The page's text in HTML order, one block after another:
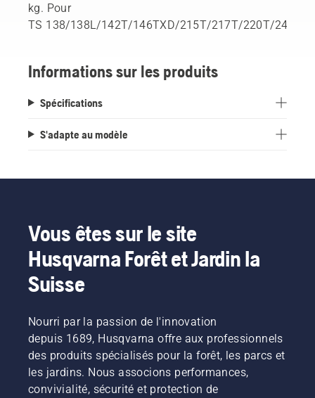
kg. Pour
TS 138/138L/142T/146TXD/215T/217T/220T/
Informations sur les produits
Spécifications
S'adapte au modèle
Vous êtes sur le site
Husqvarna Forêt et Jardin la
Suisse
Nourri par la passion de l'innovation
depuis 1689, Husqvarna offre aux professionnels
des produits spécialisés pour la forêt, les parcs et
les jardins. Nous associons performances,
convivialité, sécurité et protection de